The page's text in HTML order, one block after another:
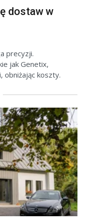
dostaw w
precyzji.
jak Genetix,
obniżając koszty.